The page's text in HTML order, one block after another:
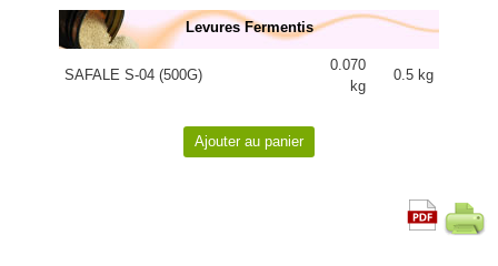
Levures Fermentis
SAFALE S-04 (500G)
0.070
kg
0.5 kg